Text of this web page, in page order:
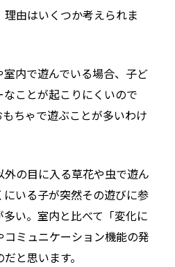
由はいくつか考えられま
内で遊んでいる場合、子ど
ことが起こりにくいので
ちゃで遊ぶことが多いわけ
の目に入る草花や虫で遊ん
いる子が突然その遊びに参
い。室内と比べて「変化に
ミュニケーション機能の発
と思います。